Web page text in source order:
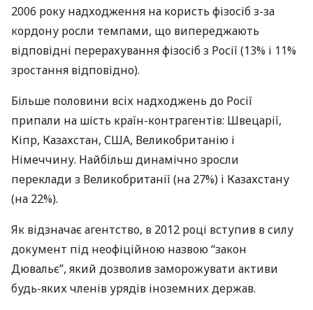
2006 року надходження на користь фізосіб з-за
кордону росли темпами, що випереджають
відповідні перерахування фізосіб з Росії (13% і 11%
зростання відповідно).
Більше половини всіх надходжень до Росії
припали на шість країн-контрагентів: Швецарії,
Кіпр, Казахстан, США, Великобританію і
Німеччину. Найбільш динамічно зросли
переклади з Великобританії (на 27%) і Казахстану
(на 22%).
Як відзначає агентство, в 2012 році вступив в силу
документ під неофіційною назвою “закон
Дювальє”, який дозволив заморожувати активи
будь-яких членів урядів іноземних держав.